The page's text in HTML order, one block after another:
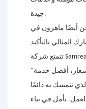
جيدة.
أيضًا ماهرون في
تتمتع شركة Samreal بنظام صارم لمراقبة الجودة وضمان الجودة لكل عملية تسليم، مما يساعدنا على الفوز
أفضل خدمة"
بالرد عليك خلال 24 ساعة في يوم العمل. نأمل في بناء